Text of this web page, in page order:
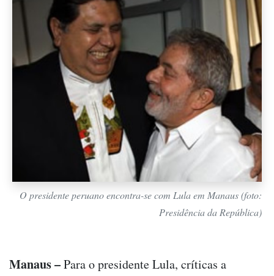
O presidente peruano encontra-se com Lula em Manaus (foto:
Presidência da República)
Manaus –Para o presidente Lula, críticas a